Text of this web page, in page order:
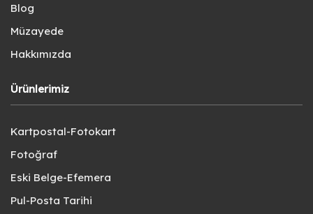
Blog
Müzayede
Hakkımızda
Ürünlerimiz
Kartpostal-Fotokart
Fotoğraf
Eski Belge-Efemera
Pul-Posta Tarihi